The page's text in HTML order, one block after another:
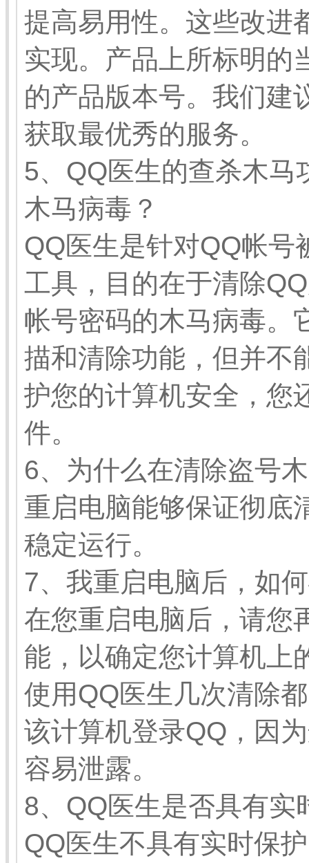
提高易用性。这些改进
实现。产品上所标明的
的产品版本号。我们建
获取最优秀的服务。
5、QQ医生的查杀木马
木马病毒？
QQ医生是针对QQ帐号
工具，目的在于清除
帐号密码的木马病毒。
描和清除功能，但并不
护您的计算机安全，您
件。
6、为什么在清除盗号
重启电脑能够保证彻底
稳定运行。
7、我重启电脑后，如
在您重启电脑后，请您
能，以确定您计算机上
使用QQ医生几次清除
该计算机登录QQ，因
容易泄露。
8、QQ医生是否具有实
QQ医生不具有实时保